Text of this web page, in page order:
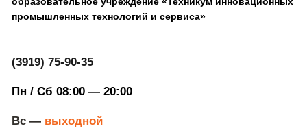
промышленных технологий и сервиса»
(3919) 75-90-35
Пн / Сб 08:00 — 20:00
Вс —выходной